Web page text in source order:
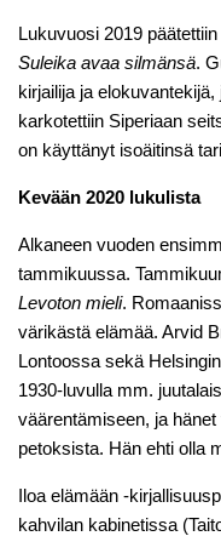
Lukuvuosi 2019
Suleika avaa silmänsä.
kirjailija ja
karkotettiin Siperiaan
on käyttänyt isoäitinsä
Kevään 2020 lukulista
Alkaneen vuoden
tammikuussa.
Levoton mieli.
värikästä elämää. Arvid
Lontoossa sekä
1930-luvulla mm.
väärentämiseen, ja
petoksista. Hän ehti olla
Iloa elämään -
kahvilan kabinetissa